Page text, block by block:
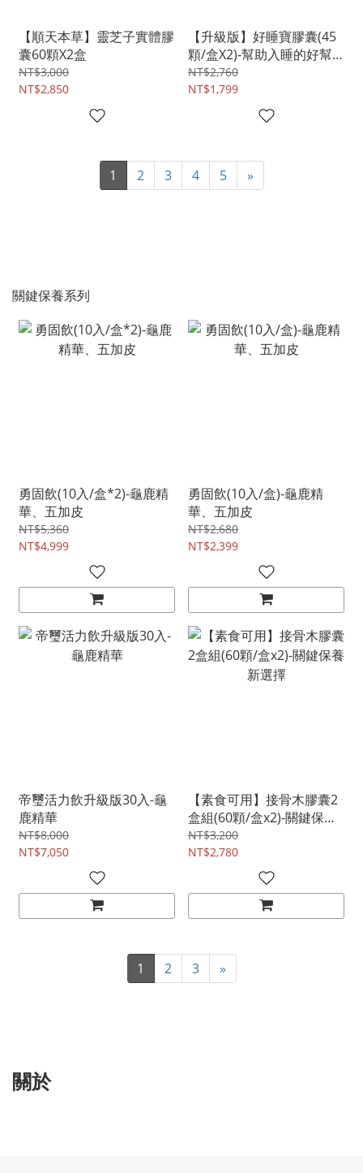
【順天本草】靈芝子實體膠
囊60顆X2盒
NT$3,000
NT$2,850
【升級版】好睡寶膠囊(45
顆/盒X2)-幫助入睡的好幫
手
NT$2,760
NT$1,799
1 2 3 4 5 »
關鍵保養系列
勇固飲(10入/盒*2)-龜鹿精
華、五加皮
NT$5,360
NT$4,999
勇固飲(10入/盒)-龜鹿精
華、五加皮
NT$2,680
NT$2,399
帝璽活力飲升級版30入-龜
鹿精華
NT$8,000
NT$7,050
【素食可用】接骨木膠囊2
盒組(60顆/盒x2)-關鍵保養
新選擇
NT$3,200
NT$2,780
1 2 3 »
關於